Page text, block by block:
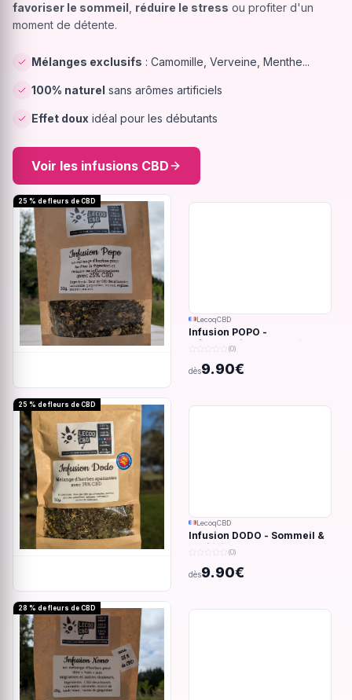
favoriser le sommeil réduire le stress ou profiter d'un
moment de détente.
Mélanges exclusifs : Camomille, Verveine, Menthe...
100% naturel sans arômes artificiels
Effet doux idéal pour les débutants
Voir les infusions CBD
25 % de fleurs de CBD
LecoqCBD
Infusion POPO -
Inflammations du système
digestif - 32g
(0)
dès9.90€
25 % de fleurs de CBD
LecoqCBD
Infusion DODO - Sommeil &
anxiété - 32g
(0)
dès9.90€
28 % de fleurs de CBD